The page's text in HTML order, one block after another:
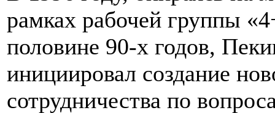
рамках рабочей группы
половине 90-х годов,
инициировал создание
сотрудничества по